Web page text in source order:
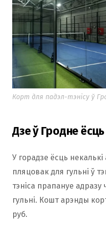
Корт для падэл-тэнісу ў
Дзе ў Гродне
У горадзе ёсць
пляцовак для гульні ў
тэніса прапануе
гульні. Кошт арэнды
руб.